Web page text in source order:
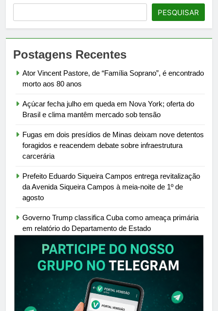
PESQUISAR
Postagens Recentes
Ator Vincent Pastore, de “Família Soprano”, é encontrado
morto aos 80 anos
Açúcar fecha julho em queda em Nova York; oferta do
Brasil e clima mantêm mercado sob tensão
Fugas em dois presídios de Minas deixam nove detentos
foragidos e reacendem debate sobre infraestrutura
carcerária
Prefeito Eduardo Siqueira Campos entrega revitalização
da Avenida Siqueira Campos à meia-noite de 1º de
agosto
Governo Trump classifica Cuba como ameaça primária
em relatório do Departamento de Estado